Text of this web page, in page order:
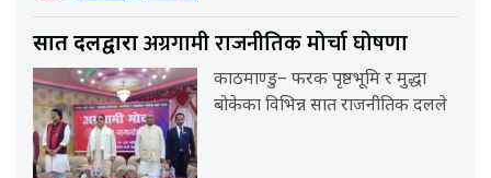
सात दलद्वाराअग्रगामी राजनीतिक मोर्चा घोषणा
काठमाण्डु– फरक पृष्ठभूमि र मुद्धा
बोकेका विभिन्न सात राजनीतिक दलले